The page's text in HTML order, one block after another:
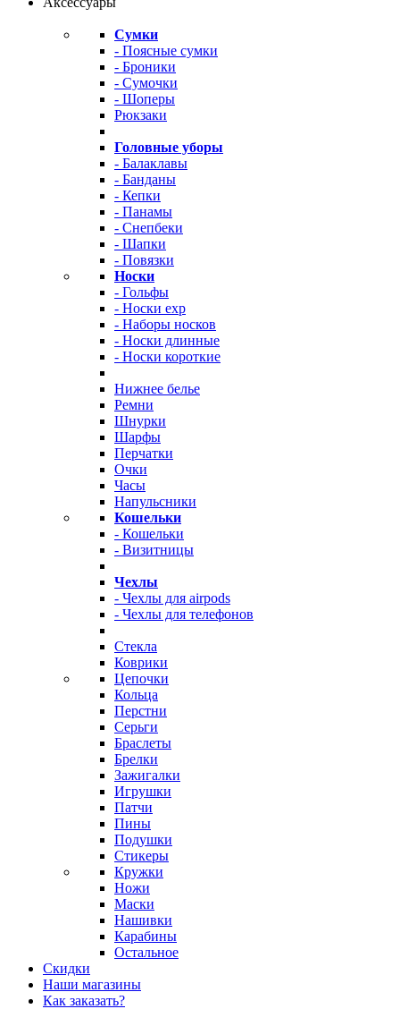
Сумки
- Поясные сумки
- Броники
- Сумочки
- Шоперы
Рюкзаки
Головные уборы
- Балаклавы
- Банданы
- Кепки
- Панамы
- Снепбеки
- Шапки
- Повязки
Носки
- Гольфы
- Носки exp
- Наборы носков
- Носки длинные
- Носки короткие
Нижнее белье
Ремни
Шнурки
Шарфы
Перчатки
Очки
Часы
Напульсники
Кошельки
- Кошельки
- Визитницы
Чехлы
- Чехлы для airpods
- Чехлы для телефонов
Стекла
Коврики
Цепочки
Кольца
Перстни
Серьги
Браслеты
Брелки
Зажигалки
Игрушки
Патчи
Пины
Подушки
Стикеры
Кружки
Ножи
Маски
Нашивки
Карабины
Остальное
Скидки
Наши магазины
Как заказать?